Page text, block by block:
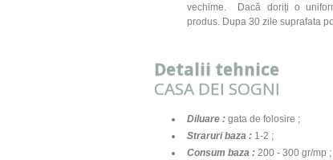
vechime. Dacă doriți o
produs. Dupa 30 zile suprafata
Detalii tehnice
CASA DEI SOGNI
Diluare : gata de folosire ;
Straruri baza : 1-2 ;
Consum baza : 200 - 300 gr/mp ;